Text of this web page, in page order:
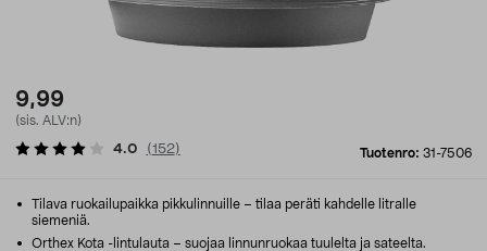
9,99
(sis. ALV:n)
Tuotenro: 31-7506
4.0 (152)
Tilava ruokailupaikka pikkulinnuille – tilaa peräti kahdelle litralle
siemeniä.
Orthex Kota -lintulauta – suojaa linnunruokaa tuulelta ja sateelta.